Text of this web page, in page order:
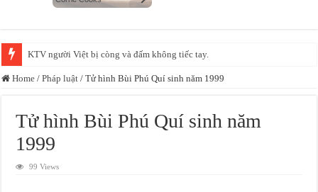
KTV người Việt bị còng và đấm không tiếc tay.
Home / Pháp luật / Tử hình Bùi Phú Quí sinh năm 1999
Tử hình Bùi Phú Quí sinh năm
1999
99 Views